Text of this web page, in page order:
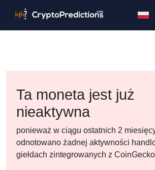
Ta moneta jest już
nieaktywna
ponieważ w ciągu ostatnich 2
odnotowano żadnej aktywności
giełdach zintegrowanych z CoinGecko